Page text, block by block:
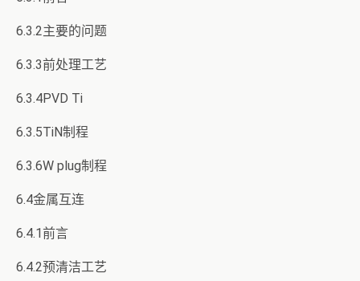
6.3.2主要的问题
6.3.3前处理工艺
6.3.4PVD Ti
6.3.5TiN制程
6.3.6W plug制程
6.4金属互连
6.4.1前言
6.4.2预清洁工艺